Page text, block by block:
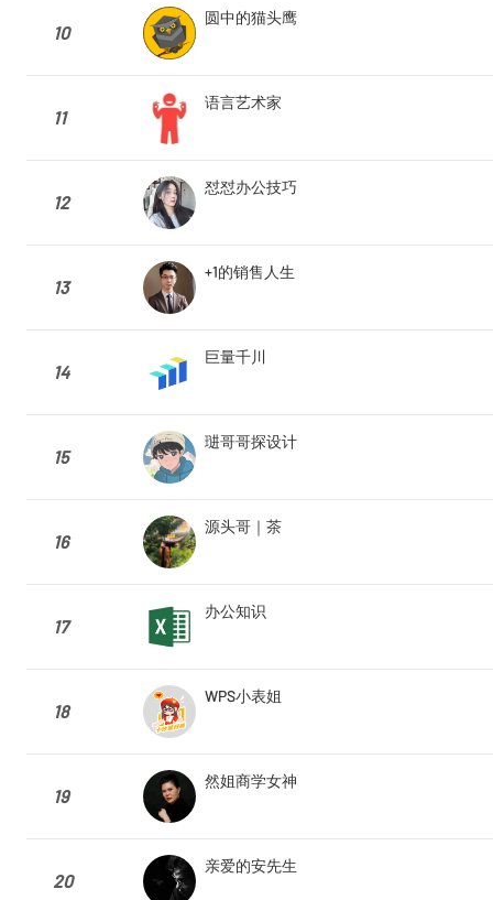
10
圆中的猫头鹰
11
语言艺术家
12
怼怼办公技巧
13
+1的销售人生
14
巨量千川
15
琎哥哥探设计
16
源头哥｜茶
17
办公知识
18
WPS小表姐
19
然姐商学女神
20
亲爱的安先生